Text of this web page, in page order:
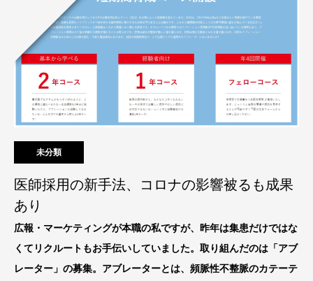
未分類
医師採用の新手法、コロナの影響被るも成果
あり
広報・マーケティングが本職の私ですが、昨年は集患だけではな
くてリクルートもお手伝いしていました。取り組んだのは「アブ
レーター 」の募集。アブレーターとは、頻脈性不整脈のカテーテ